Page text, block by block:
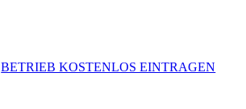
BETRIEB KOSTENLOS EINTRAGEN